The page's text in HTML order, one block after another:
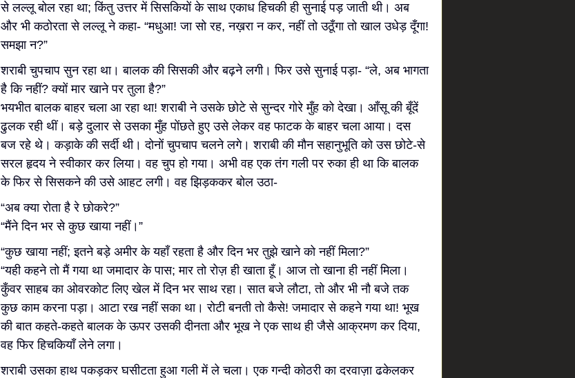
से लल्लू बोल रहा था; किंतु उत्तर में सिसकियों के साथ एकाध हिचकी ही सुनाई पड़ जाती थी। अब
और भी कठोरता से लल्लू ने कहा- “मधुआ! जा सो रह, नख़रा न कर, नहीं तो उठूँगा तो खाल उधेड़ दूँगा!
समझा न?”
शराबी चुपचाप सुन रहा था। बालक की सिसकी और बढ़ने लगी। फिर उसे सुनाई पड़ा- “ले, अब भागता
है कि नहीं? क्यों मार खाने पर तुला है?”
भयभीत बालक बाहर चला आ रहा था! शराबी ने उसके छोटे से सुन्दर गोरे मुँह को देखा। आँसू की बूँदें
ढुलक रही थीं। बड़े दुलार से उसका मुँह पोंछते हुए उसे लेकर वह फाटक के बाहर चला आया। दस
बज रहे थे। कड़ाके की सर्दी थी। दोनों चुपचाप चलने लगे। शराबी की मौन सहानुभूति को उस छोटे-से
सरल हृदय ने स्वीकार कर लिया। वह चुप हो गया। अभी वह एक तंग गली पर रुका ही था कि बालक
के फिर से सिसकने की उसे आहट लगी। वह झिड़ककर बोल उठा-
“अब क्या रोता है रे छोकरे?”
“मैंने दिन भर से कुछ खाया नहीं।”
“कुछ खाया नहीं; इतने बड़े अमीर के यहाँ रहता है और दिन भर तुझे खाने को नहीं मिला?”
“यही कहने तो मैं गया था जमादार के पास; मार तो रोज़ ही खाता हूँ। आज तो खाना ही नहीं मिला।
कुँवर साहब का ओवरकोट लिए खेल में दिन भर साथ रहा। सात बजे लौटा, तो और भी नौ बजे तक
कुछ काम करना पड़ा। आटा रख नहीं सका था। रोटी बनती तो कैसे! जमादार से कहने गया था! भूख
की बात कहते-कहते बालक के ऊपर उसकी दीनता और भूख ने एक साथ ही जैसे आक्रमण कर दिया,
वह फिर हिचकियाँ लेने लगा।
शराबी उसका हाथ पकड़कर घसीटता हुआ गली में ले चला। एक गन्दी कोठरी का दरवाज़ा ढकेलकर